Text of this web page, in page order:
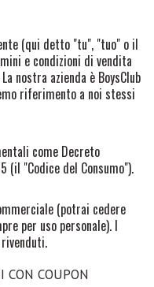
(qui detto "tu", "tuo" o il
e condizioni di vendita
nostra azienda è BoysClub
riferimento a noi stessi
come Decreto
"Codice del Consumo").
(potrai cedere
per uso personale). I
CON COUPON